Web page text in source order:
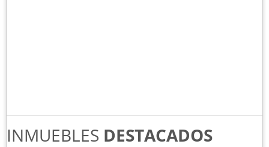
INMUEBLES DESTACADOS